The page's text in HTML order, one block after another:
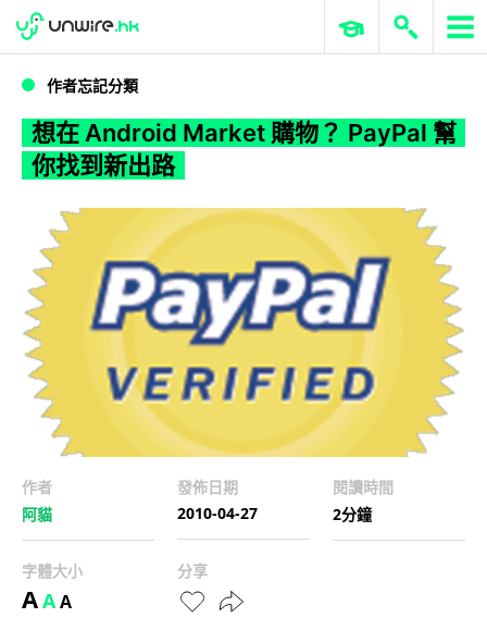
WWDC 2026 ERP 與商業 AI
作者忘記分類
想在 Android Market 購物？ PayPal 幫
你找到新出路
作者
阿貓
發佈日期
2010-04-27
閱讀時間
2分鐘
字體大小
AAA
分享